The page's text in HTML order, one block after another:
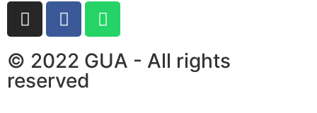
© 2022 GUA - All rights
reserved